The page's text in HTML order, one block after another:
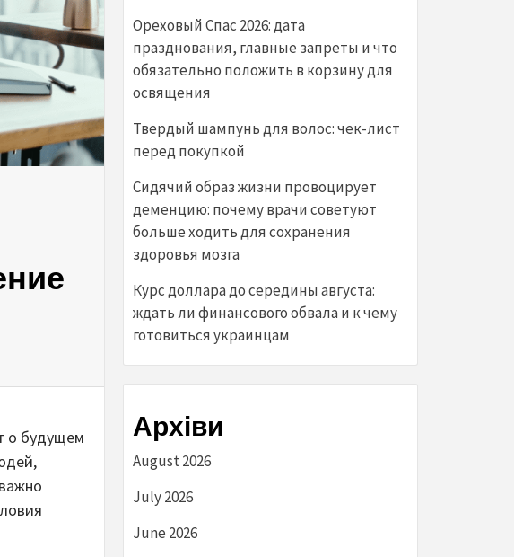
о будущем
Ореховый Спас 2026: дата
празднования, главные запреты и что
обязательно положить в корзину для
освящения
Твердый шампунь для волос: чек-лист
перед покупкой
Сидячий образ жизни провоцирует
деменцию: почему врачи советуют
больше ходить для сохранения
здоровья мозга
Курс доллара до середины августа:
ждать ли финансового обвала и к чему
готовиться украинцам
Архіви
August 2026
July 2026
June 2026